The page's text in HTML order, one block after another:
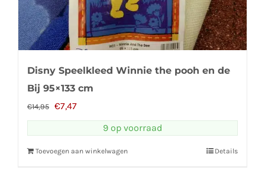
Disny Speelkleed Winnie the pooh en de
Bij 95×133 cm
€14,95 Oorspronkelijke
prijs
was:
€14,95.
€7,47Huidige
prijs
is:
€7,47.
9 op voorraad
Toevoegen aan winkelwagen Details